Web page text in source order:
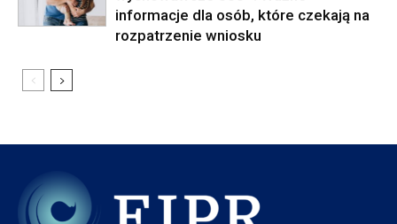
informacje dla osób, które czekają na
rozpatrzenie wniosku